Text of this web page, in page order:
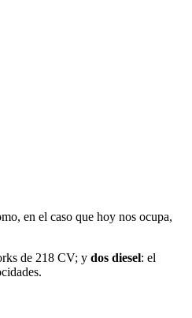
en el caso que hoy nos ocupa,
de 218 CV; y dos diesel: el